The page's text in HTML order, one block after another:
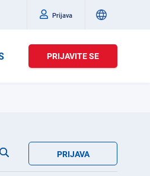
Prijava
PRIJAVITE SE
PRIJAVA